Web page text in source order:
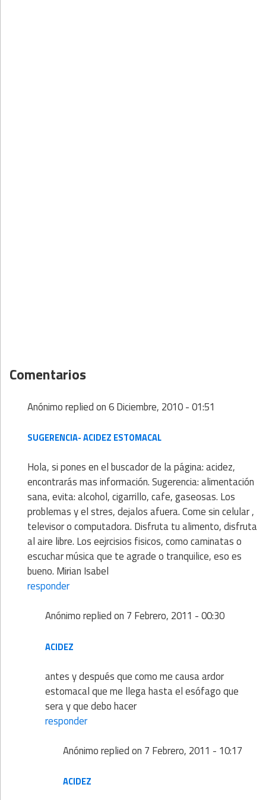
Comentarios
Anónimoreplied on6 Diciembre, 2010 - 01:51
SUGERENCIA- ACIDEZ ESTOMACAL
Hola, si pones en el buscador de la página: acidez,
encontrarás mas información. Sugerencia: alimentación
sana, evita: alcohol, cigarrillo, cafe, gaseosas. Los
problemas y el stres, dejalos afuera. Come sin celular ,
televisor o computadora. Disfruta tu alimento, disfruta
al aire libre. Los eejrcisios fisicos, como caminatas o
escuchar música que te agrade o tranquilice, eso es
bueno. Mirian Isabel
responder
Anónimoreplied on 7 Febrero, 2011 - 00:30
ACIDEZ
antes y después que como me causa ardor
estomacal que me llega hasta el esófago que
sera y que debo hacer
responder
Anónimoreplied on 7 Febrero, 2011 - 10:17
ACIDEZ